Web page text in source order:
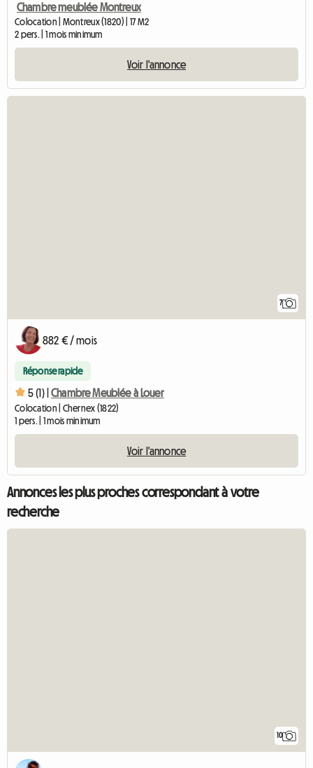
Chambre meublée Montreux
Colocation | Montreux (1820) | 17 M2
2 pers. | 1 mois minimum
Voir l'annonce
7
882 € / mois
Réponse rapide
5 (1) | Chambre Meublée à Louer
Colocation | Chernex (1822)
1 pers. | 1 mois minimum
Voir l'annonce
Annonces les plus proches correspondant à votre
recherche
10